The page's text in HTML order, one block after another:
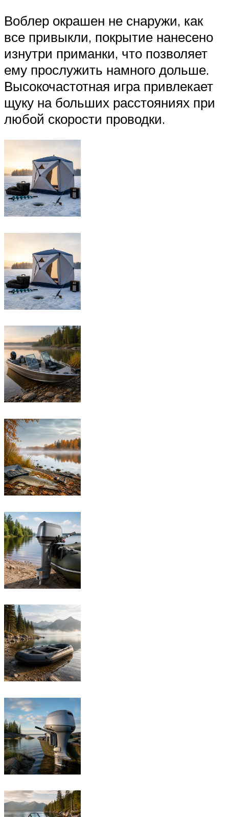
Воблер окрашен не снаружи, как
все привыкли, покрытие нанесено
изнутри приманки, что позволяет
ему прослужить намного дольше.
Высокочастотная игра привлекает
щуку на больших расстояниях при
любой скорости проводки.